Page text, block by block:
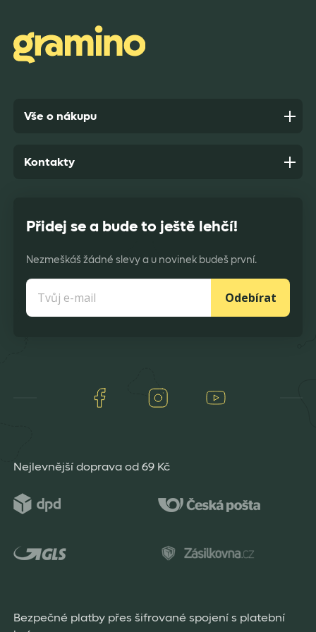
Anonym,před 9 dny
Vše o nákupu
Přidej se a bude to ještě lehčí!
Nezmeškáš žádné slevy a u novinek budeš první.
Odebírat
Facebook Instagram
Kontakty
Nejlevnější doprava od 69 Kč
Bezpečné platby přes šifrované spojení s platební